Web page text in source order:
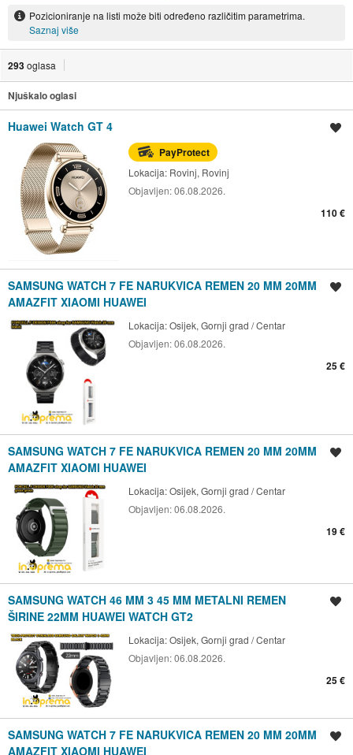
Pozicioniranje na listi može biti određeno različitim parametrima.
Saznaj više
293oglasa
Njuškalo oglasi
Huawei Watch GT 4
PayProtect
Lokacija: Rovinj, Rovinj
Objavljen:06.08.2026.
110 €
SAMSUNG WATCH 7 FE NARUKVICA REMEN 20 MM 20MM
AMAZFIT XIAOMI HUAWEI
Lokacija:Osijek, Gornji grad / Centar
Objavljen:06.08.2026.
25 €
SAMSUNG WATCH 7 FE NARUKVICA REMEN 20 MM 20MM
AMAZFIT XIAOMI HUAWEI
Lokacija:Osijek, Gornji grad / Centar
Objavljen:06.08.2026.
19 €
SAMSUNG WATCH 46 MM 3 45 MM METALNI REMEN
ŠIRINE 22MM HUAWEI WATCH GT2
Lokacija:Osijek, Gornji grad / Centar
Objavljen:06.08.2026.
25 €
SAMSUNG WATCH 7 FE NARUKVICA REMEN 20 MM 20MM
AMAZFIT XIAOMI HUAWEI